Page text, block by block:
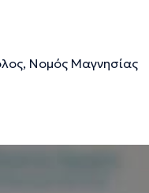
Νομός Μαγνησίας